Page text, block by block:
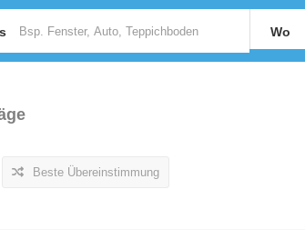
Wo
Beste Übereinstimmung